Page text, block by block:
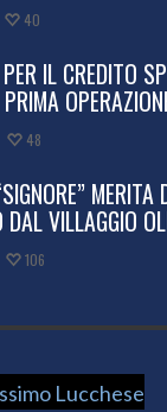
40
IL CREDITO
48
MERITA
DAL VILLAGGIO
106